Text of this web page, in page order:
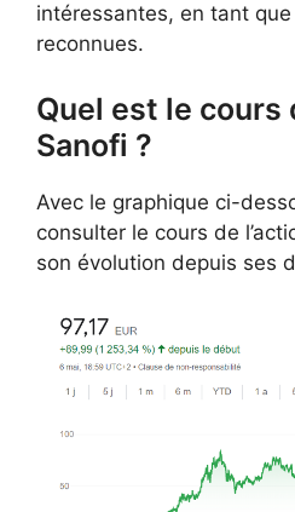
intéressantes, en tant
reconnues.
Quel est le cours
Sanofi ?
Avec le graphique ci-
consulter le cours de
son évolution depuis ses